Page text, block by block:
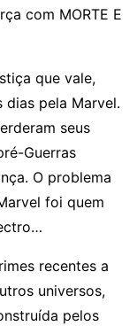
com MORTE E
que vale,
dias pela Marvel.
seus
Guerras
O problema
foi quem
recentes a
universos,
pelos